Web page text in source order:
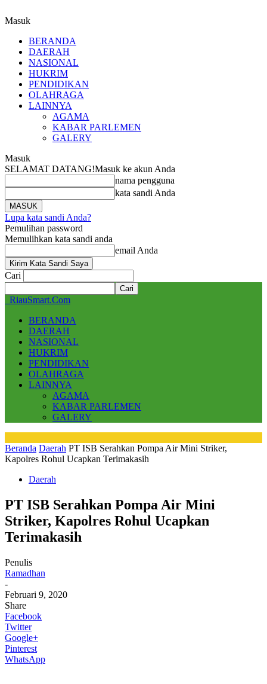
Masuk
BERANDA
DAERAH
NASIONAL
HUKRIM
PENDIDIKAN
OLAHRAGA
LAINNYA
AGAMA
KABAR PARLEMEN
GALERY
Masuk
SELAMAT DATANG!Masuk ke akun Anda
nama pengguna
kata sandi Anda
Lupa kata sandi Anda?
Pemulihan password
Memulihkan kata sandi anda
email Anda
Cari
RiauSmart.Com
BERANDA
DAERAH
NASIONAL
HUKRIM
PENDIDIKAN
OLAHRAGA
LAINNYA
AGAMA
KABAR PARLEMEN
GALERY
Beranda Daerah PT ISB Serahkan Pompa Air Mini Striker,
Kapolres Rohul Ucapkan Terimakasih
Daerah
PT ISB Serahkan Pompa Air Mini
Striker, Kapolres Rohul Ucapkan
Terimakasih
Penulis
Ramadhan
-
Februari 9, 2020
Share
Facebook
Twitter
Google+
Pinterest
WhatsApp